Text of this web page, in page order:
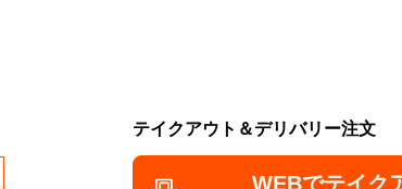
テイクアウト＆デリバリー注文
WEBでテイク